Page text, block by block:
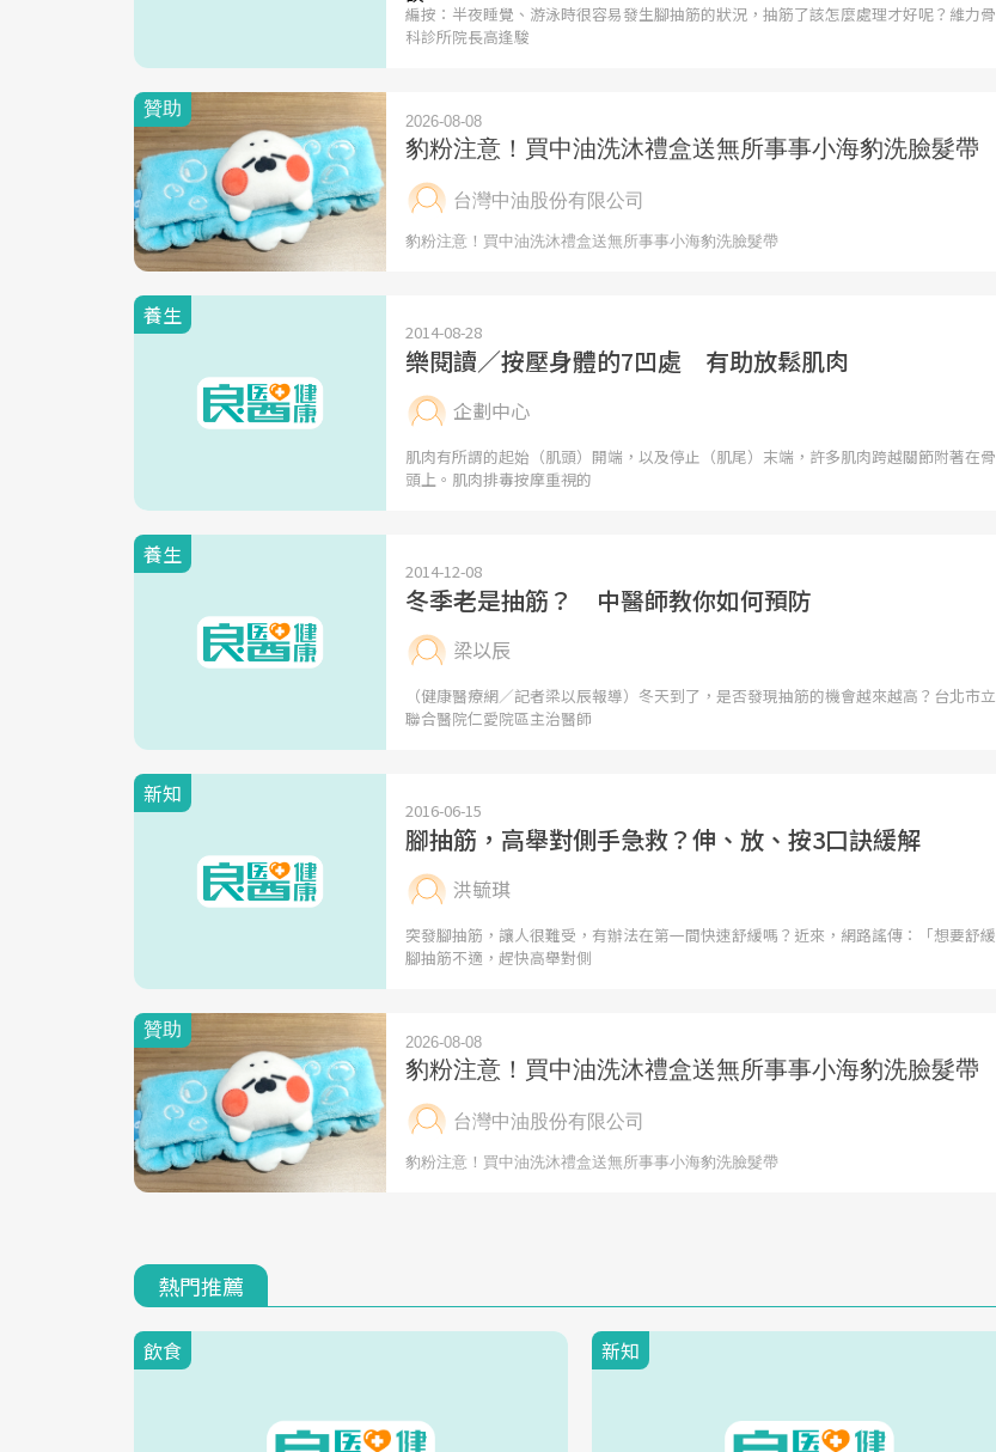
編按：半夜睡覺、游泳時很容易發生腳抽筋的狀況，抽筋了該怎麼處理才好呢？維力骨
科診所院長高逢駿
養生
2014-08-28
樂閱讀／按壓身體的7凹處 有助放鬆肌肉
企劃中心
肌肉有所謂的起始（肌頭）開端，以及停止（肌尾）末端，許多肌肉跨越關節附著在骨
頭上。肌肉排毒按摩重視的
養生
2014-12-08
冬季老是抽筋？ 中醫師教你如何預防
梁以辰
（健康醫療網／記者梁以辰報導）冬天到了，是否發現抽筋的機會越來越高？台北市立
聯合醫院仁愛院區主治醫師
新知
2016-06-15
腳抽筋，高舉對側手急救？伸、放、按3口訣緩解
洪毓琪
突發腳抽筋，讓人很難受，有辦法在第一間快速舒緩嗎？近來，網路謠傳：「想要舒緩
腳抽筋不適，趕快高舉對側
熱門推薦
飲食 新知